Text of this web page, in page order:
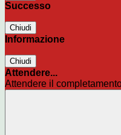
Successo
Chiudi
Informazione
Chiudi
Attendere...
Attendere il